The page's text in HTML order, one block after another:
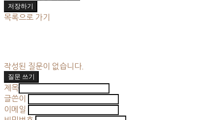
저장하기
목록으로 가기
작성된 질문이 없습니다.
질문 쓰기
제목
글쓴이
이메일